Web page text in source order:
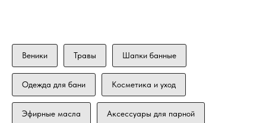
Веники Травы Шапки банные
Одежда для бани Косметика и уход
Эфирные масла Аксессуары для парной